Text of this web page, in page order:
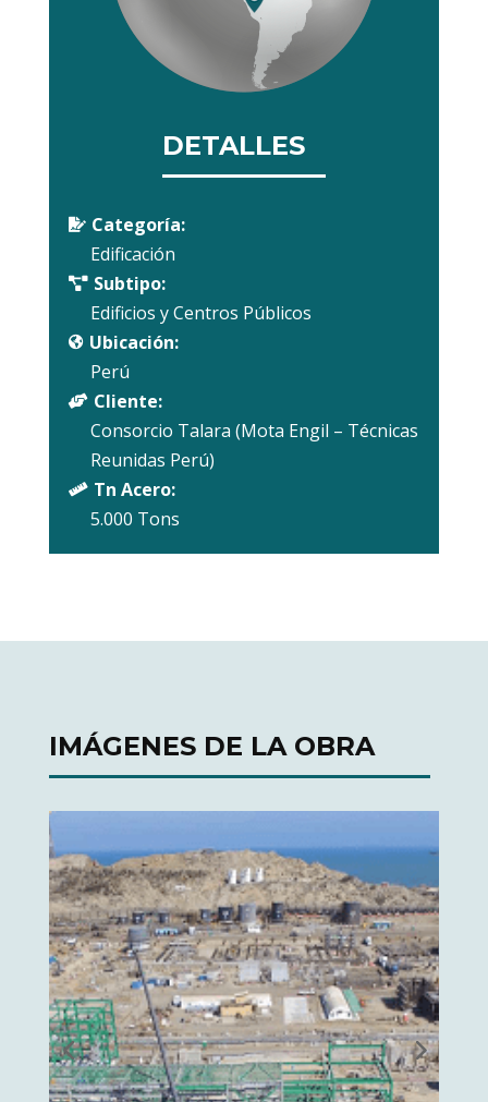
DETALLES
 Categoría:
Edificación
 Subtipo:
Edificios y Centros Públicos
 Ubicación:
Perú
 Cliente:
Consorcio Talara (Mota Engil – Técnicas
Reunidas Perú)
 Tn Acero:
5.000 Tons
IMÁGENES DE LA OBRA